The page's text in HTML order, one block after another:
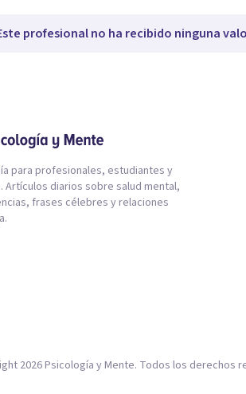
profesional no ha recibido ninguna
para profesionales, estudiantes y
Artículos diarios sobre salud mental,
frases célebres y relaciones
2026Psicología y Mente. Todos los derechos